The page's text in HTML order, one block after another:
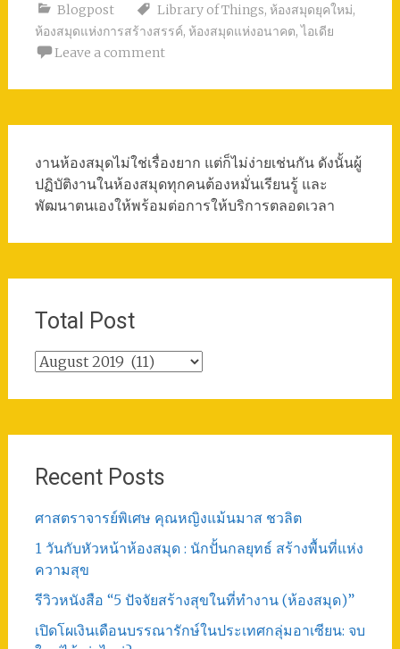
Blogpost Library of Things, ห้องสมุดยุคใหม่,
ห้องสมุดแห่งการสร้างสรรค์, ห้องสมุดแห่งอนาคต,ไอเดีย
Leave a comment
งานห้องสมุดไม่ใช่เรื่องยาก แต่ก็ไม่ง่ายเช่นกัน ดังนั้นผู้
ปฏิบัติงานในห้องสมุดทุกคนต้องหมั่นเรียนรู้ และ
พัฒนาตนเองให้พร้อมต่อการให้บริการตลอดเวลา
Total Post
Total
Recent Posts
ศาสตราจารย์พิเศษ คุณหญิงแม้นมาส ชวลิต
1 วันกับหัวหน้าห้องสมุด : นักปั้นกลยุทธ์ สร้างพื้นที่แห่ง
ความสุข
รีวิวหนังสือ “5 ปัจจัยสร้างสุขในที่ทำงาน (ห้องสมุด)”
เปิดโผเงินเดือนบรรณารักษ์ในประเทศกลุ่มอาเซียน: จบ